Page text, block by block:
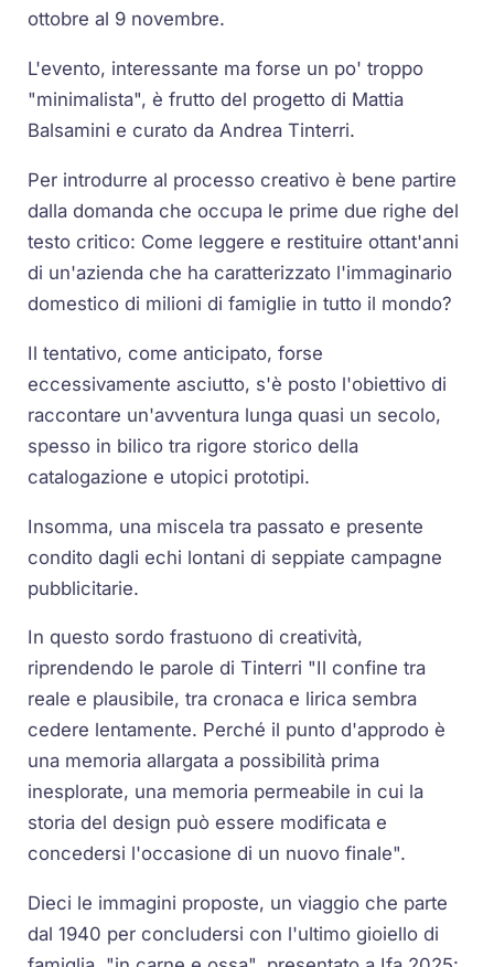
ottobre al 9 novembre.
L'evento, interessante ma forse un po' troppo
"minimalista", è frutto del progetto di Mattia
Balsamini e curato da Andrea Tinterri.
Per introdurre al processo creativo è bene partire
dalla domanda che occupa le prime due righe del
testo critico: Come leggere e restituire ottant'anni
di un'azienda che ha caratterizzato l'immaginario
domestico di milioni di famiglie in tutto il mondo?
Il tentativo, come anticipato, forse
eccessivamente asciutto, s'è posto l'obiettivo di
raccontare un'avventura lunga quasi un secolo,
spesso in bilico tra rigore storico della
catalogazione e utopici prototipi.
Insomma, una miscela tra passato e presente
condito dagli echi lontani di seppiate campagne
pubblicitarie.
In questo sordo frastuono di creatività,
riprendendo le parole di Tinterri "Il confine tra
reale e plausibile, tra cronaca e lirica sembra
cedere lentamente. Perché il punto d'approdo è
una memoria allargata a possibilità prima
inesplorate, una memoria permeabile in cui la
storia del design può essere modificata e
concedersi l'occasione di un nuovo finale".
Dieci le immagini proposte, un viaggio che parte
dal 1940 per concludersi con l'ultimo gioiello di